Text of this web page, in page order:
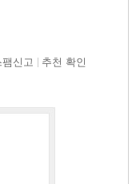
팸신고 추천 확인